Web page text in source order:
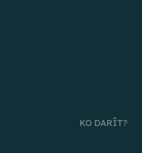
KO DARĪT?